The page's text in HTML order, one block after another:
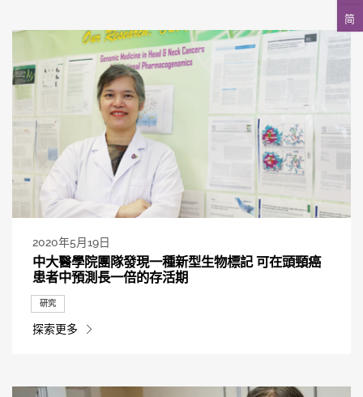
简
2020年5月19日
中大醫學院團隊發現一種新型生物標記 可在頭頸癌
患者中預測長一倍的存活期
研究
探索更多